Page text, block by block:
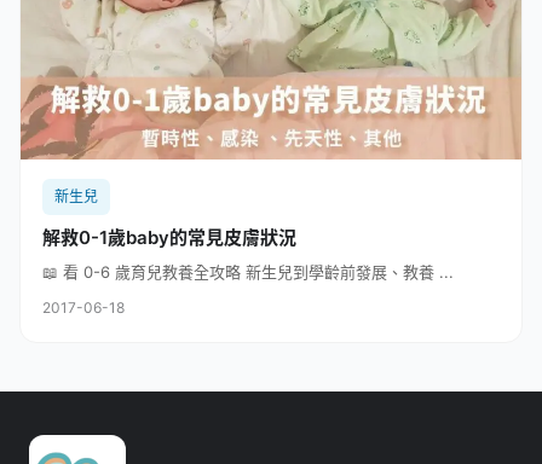
新生兒
解救0-1歲baby的常見皮膚狀況
📖 看 0-6 歲育兒教養全攻略 新生兒到學齡前發展、教養 ...
2017-06-18